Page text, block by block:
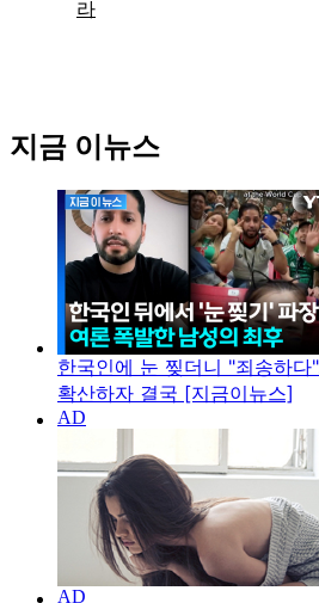
지금 이뉴스
한국인에 눈 찢더니 "죄송하다
확산하자 결국 [지금이뉴스]